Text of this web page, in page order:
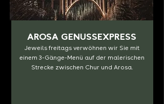
AROSA GENUSSEXPRESS
Jeweils freitags verwöhnen wir Sie mit
einem 3-Gänge-Menü auf der malerischen
Strecke zwischen Chur und Arosa.